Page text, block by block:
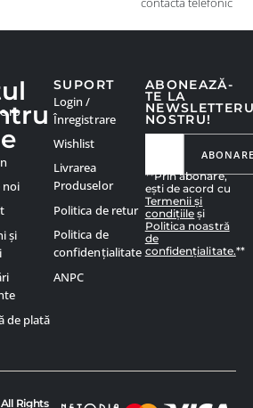
ABONEAZĂ-
TE LA
NOSTRU!
**Prin abonare,
ești de acord cu
Termenii și
condițiile și
Politica noastră
de
confidențialitate.**
noi
și
de plată
SUPORT
Login /
Înregistrare
Wishlist
Livrarea
Produselor
Politica de retur
Politica de
confidențialitate
ANPC
Rights